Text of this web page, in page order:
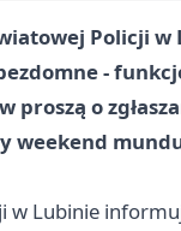
Policji
-
proszą o
weekend
w Lubinie